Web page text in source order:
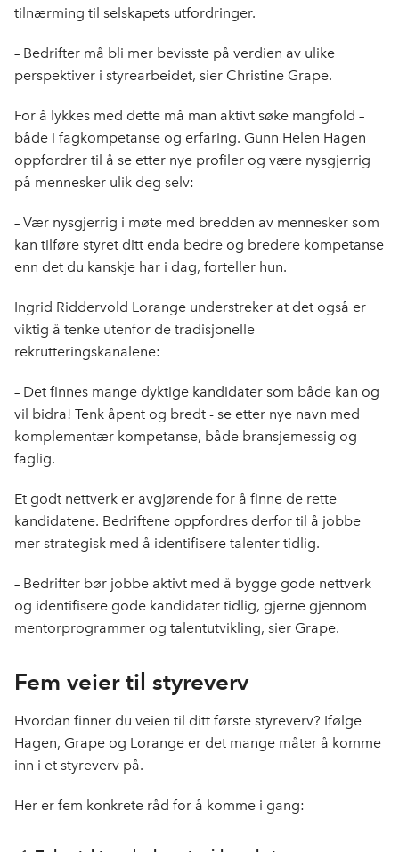
tilnærming til selskapets utfordringer.
– Bedrifter må bli mer bevisste på verdien av ulike
perspektiver i styrearbeidet, sier Christine Grape.
For å lykkes med dette må man aktivt søke mangfold –
både i fagkompetanse og erfaring. Gunn Helen Hagen
oppfordrer til å se etter nye profiler og være nysgjerrig
på mennesker ulik deg selv:
– Vær nysgjerrig i møte med bredden av mennesker som
kan tilføre styret ditt enda bedre og bredere kompetanse
enn det du kanskje har i dag, forteller hun.
Ingrid Riddervold Lorange understreker at det også er
viktig å tenke utenfor de tradisjonelle
rekrutteringskanalene:
– Det finnes mange dyktige kandidater som både kan og
vil bidra! Tenk åpent og bredt - se etter nye navn med
komplementær kompetanse, både bransjemessig og
faglig.
Et godt nettverk er avgjørende for å finne de rette
kandidatene. Bedriftene oppfordres derfor til å jobbe
mer strategisk med å identifisere talenter tidlig.
– Bedrifter bør jobbe aktivt med å bygge gode nettverk
og identifisere gode kandidater tidlig, gjerne gjennom
mentorprogrammer og talentutvikling, sier Grape.
Fem veier til styreverv
Hvordan finner du veien til ditt første styreverv? Ifølge
Hagen, Grape og Lorange er det mange måter å komme
inn i et styreverv på.
Her er fem konkrete råd for å komme i gang: